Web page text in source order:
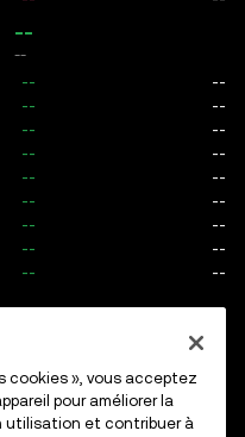
--
--
cookies », vous acceptez
pour améliorer la
utilisation et contribuer à